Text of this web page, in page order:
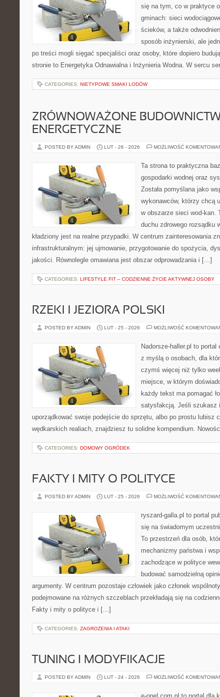
się na tym, co w praktyce
gminach: sieci
ścieków, a także
sposób inżynierski, ale
po treści mogli sięgać specjaliści oraz osoby, które dopiero
stronie to Energetyka Odnawialna i Inżynieria Wodna. W sercu
CATEGORIES: NIETYPOWE SMAKI LODÓW
ZRÓWNOWAŻONE
ENERGETYCZNE
POSTED BY ADMIN LUT - 26 - 2026 MOŻLIWOŚĆ
Ta strona to praktyczna
gospodarki wodnej oraz
Została pomyślana jako
wykonawców, którzy chcą
w obszarze sieci wod-kan.
duchu zdrowego rozsądku
kładziony jest na realne przypadki. W centrum zainteresowania
infrastrukturalnym: jej ujmowanie, przygotowanie do spożycia,
jakości. Równolegle omawiana jest obszar odprowadzania i […]
CATEGORIES: LIFESTYLE FIT – CODZIENNE ŻYCIE AKTYWNEJ OSOBY
RZEKI I JEZIORA POLSKI
POSTED BY ADMIN LUT - 25 - 2026 MOŻLIWOŚĆ
Nadorsze-haller.pl to portal
z myślą o osobach, dla
czymś więcej niż tylko
miejsce, w którym
każdy tekst ma pomagać
satysfakcją. Jeśli szukasz
uporządkować swoje podejście do sprzętu, albo po prostu lubisz
wędkarskich realiach, znajdziesz tu solidne kompendium.
CATEGORIES: DOMOWY OGRÓDEK
FAKTY I MITY O POLITYCE
POSTED BY ADMIN LUT - 25 - 2026 MOŻLIWOŚĆ
ryszard-galla.pl to portal
się na świadomym
To przestrzeń dla osób,
mechanizmy państwa i
zachodzące w polityce
budować samodzielną
argumenty. W centrum pozostaje człowiek jako członek
podejmowane na różnych szczeblach przekładają się na
Fakty i mity o polityce i […]
CATEGORIES: ZAGROŻENIA I ATAKI
TUNING I MODYFIKACJE
POSTED BY ADMIN LUT - 24 - 2026 MOŻLIWOŚĆ